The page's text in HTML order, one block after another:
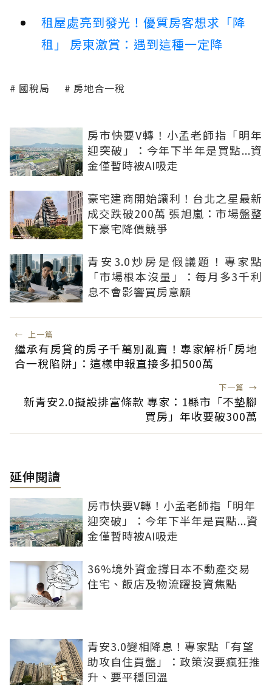
租屋處亮到發光！優質房客想求「降
租」 房東激賞：遇到這種一定降
國稅局 房地合一稅
房市快要V轉！小孟老師指「明年
迎突破」：今年下半年是買點...資
金僅暫時被AI吸走
豪宅建商開始讓利！台北之星最新
成交跌破200萬 張旭嵐：市場盤整
下豪宅降價競爭
青安3.0炒房是假議題！專家點
「市場根本沒量」：每月多3千利
息不會影響買房意願
← 上一篇
繼承有房貸的房子千萬別亂賣！專家解析｢房地
合一稅陷阱｣：這樣申報直接多扣500萬
下一篇 →
新青安2.0擬設排富條款 專家：1縣市「不墊腳
買房」年收要破300萬
延伸閱讀
房市快要V轉！小孟老師指「明年
迎突破」：今年下半年是買點...資
金僅暫時被AI吸走
36%境外資金撐日本不動產交易
住宅、飯店及物流躍投資焦點
青安3.0變相降息！專家點「有望
助攻自住買盤」：政策沒要瘋狂推
升、要平穩回溫